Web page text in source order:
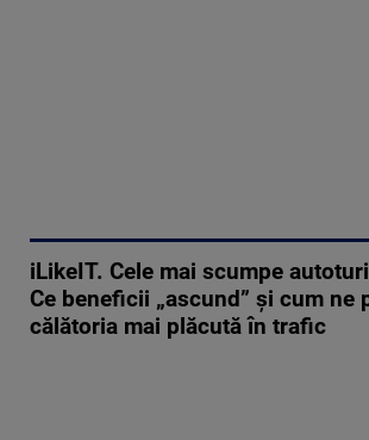
iLikeIT. Cele mai scumpe
Ce beneficii „ascund” și cum ne
călătoria mai plăcută în trafic